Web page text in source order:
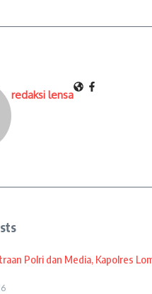
redaksi lensa
Polri dan Media, Kapolres